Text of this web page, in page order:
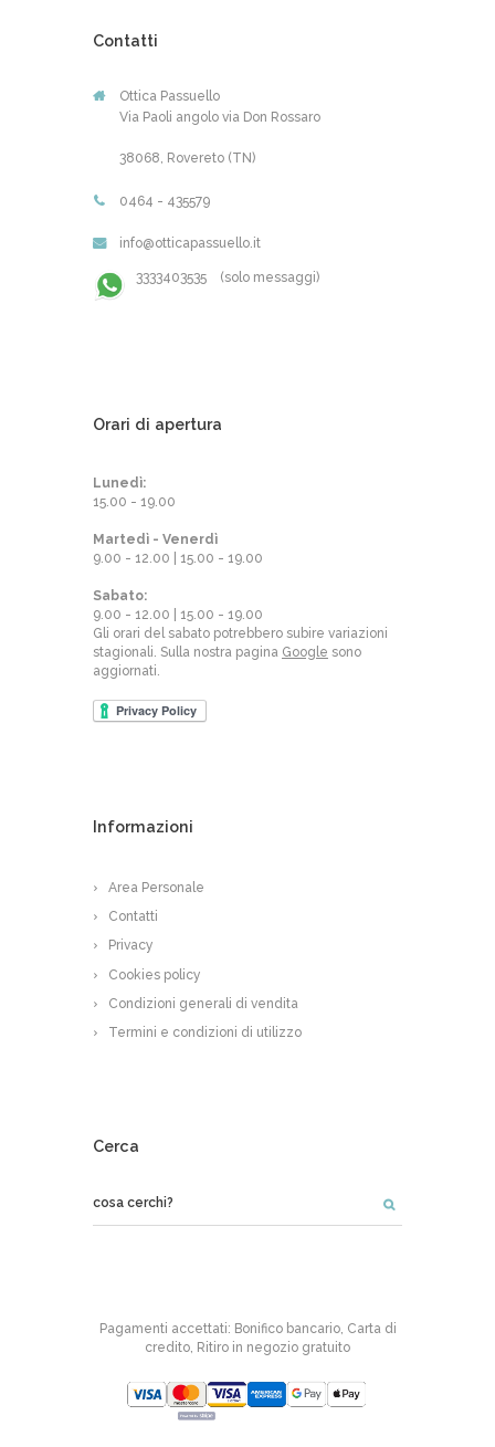
Contatti
Ottica Passuello
Via Paoli angolo via Don Rossaro
38068, Rovereto (TN)
0464 - 435579
info@otticapassuello.it
3333403535 (solo messaggi)
Orari di apertura
Lunedì:
15.00 - 19.00
Martedì - Venerdì
9.00 - 12.00 | 15.00 - 19.00
Sabato:
9.00 - 12.00 | 15.00 - 19.00
Gli orari del sabato potrebbero subire variazioni
stagionali. Sulla nostra pagina Google sono
aggiornati.
Informazioni
Area Personale
Contatti
Privacy
Cookies policy
Condizioni generali di vendita
Termini e condizioni di utilizzo
Cerca
Pagamenti accettati: Bonifico bancario, Carta di
credito, Ritiro in negozio gratuito